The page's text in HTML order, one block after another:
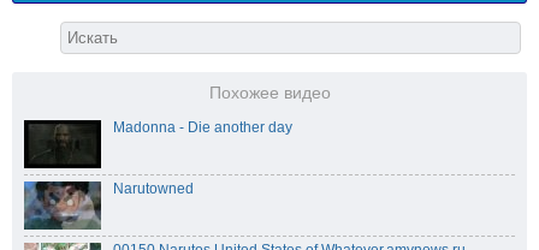
Похожее видео
Madonna - Die another day
Narutowned